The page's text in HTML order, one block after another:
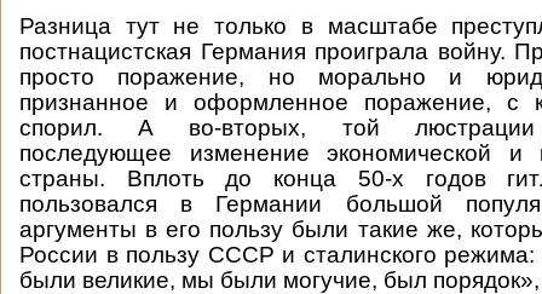
Разница тут не только в масштабе
постнацистская Германия проиграла войну.
просто поражение, но морально и
признанное и оформленное поражение, с
спорил. А во-вторых, той люстрации
последующее изменение экономической и
страны. Вплоть до конца 50-х годов
пользовался в Германии большой
аргументы в его пользу были такие же,
России в пользу СССР и сталинского
были великие, мы были могучие, был порядок»,